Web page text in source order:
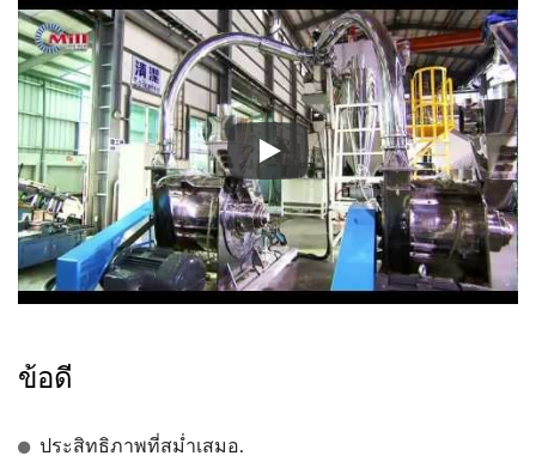
ระบบบด Turbo Mill-รุ่น
ข้อดี
ประสิทธิภาพที่สม่ำเสมอ.